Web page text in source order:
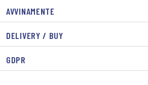
AVVINAMENTE
DELIVERY / BUY
GDPR